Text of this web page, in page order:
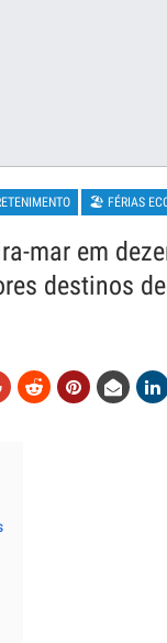
🏖 FÉRIAS
mar em
destinos